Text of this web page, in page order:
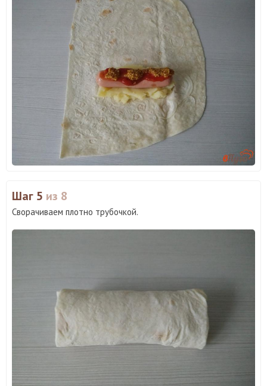
Шаг 5 из 8
Сворачиваем плотно трубочкой.